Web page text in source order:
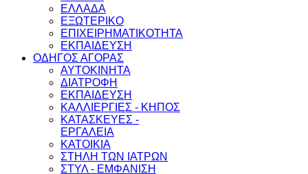
ΕΛΛΑΔΑ
ΕΞΩΤΕΡΙΚΟ
ΕΠΙΧΕΙΡΗΜΑΤΙΚΟΤΗΤΑ
ΕΚΠΑΙΔΕΥΣΗ
ΟΔΗΓΟΣ ΑΓΟΡΑΣ
ΑΥΤΟΚΙΝΗΤΑ
ΔΙΑΤΡΟΦΗ
ΕΚΠΑΙΔΕΥΣΗ
ΚΑΛΛΙΕΡΓΙΕΣ - ΚΗΠΟΣ
ΚΑΤΑΣΚΕΥΕΣ -
ΕΡΓΑΛΕΙΑ
ΚΑΤΟΙΚΙΑ
ΣΤΗΛΗ ΤΩΝ ΙΑΤΡΩΝ
ΣΤΥΛ - ΕΜΦΑΝΙΣΗ